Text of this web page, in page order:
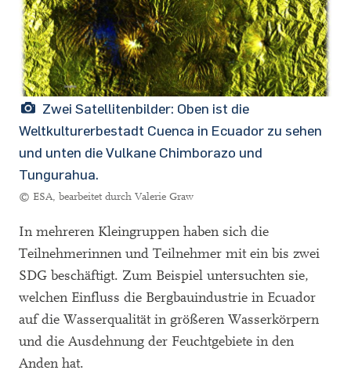
Zwei Satellitenbilder: Oben ist die
Weltkulturerbestadt Cuenca in Ecuador zu sehen
und unten die Vulkane Chimborazo und
Tungurahua.
© ESA, bearbeitet durch Valerie Graw
In mehreren Kleingruppen haben sich die
Teilnehmerinnen und Teilnehmer mit ein bis zwei
SDG beschäftigt. Zum Beispiel untersuchten sie,
welchen Einfluss die Bergbauindustrie in Ecuador
auf die Wasserqualität in größeren Wasserkörpern
und die Ausdehnung der Feuchtgebiete in den
Anden hat.